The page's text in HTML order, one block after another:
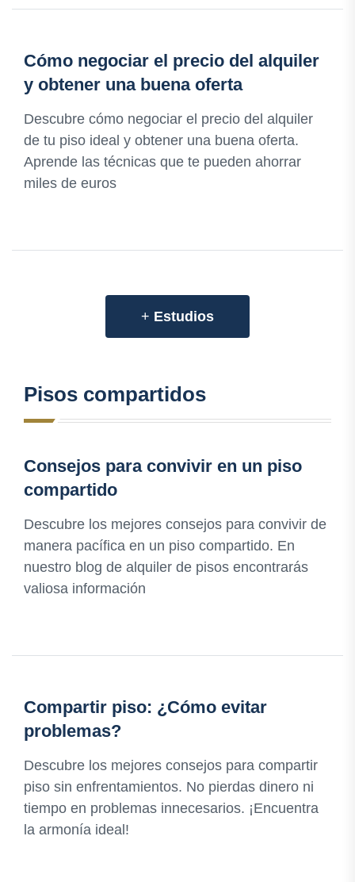
Cómo negociar el precio del alquiler
y obtener una buena oferta
Descubre cómo negociar el precio del alquiler
de tu piso ideal y obtener una buena oferta.
Aprende las técnicas que te pueden ahorrar
miles de euros
+ Estudios
Pisos compartidos
Consejos para convivir en un piso
compartido
Descubre los mejores consejos para convivir de
manera pacífica en un piso compartido. En
nuestro blog de alquiler de pisos encontrarás
valiosa información
Compartir piso: ¿Cómo evitar
problemas?
Descubre los mejores consejos para compartir
piso sin enfrentamientos. No pierdas dinero ni
tiempo en problemas innecesarios. ¡Encuentra
la armonía ideal!